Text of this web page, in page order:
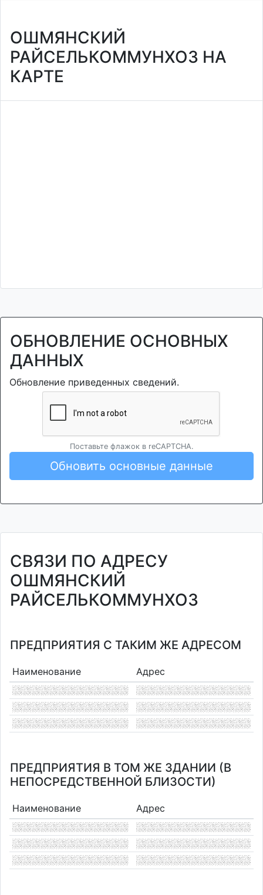
ОШМЯНСКИЙ
РАЙСЕЛЬКОММУНХОЗ НА
КАРТЕ
ОБНОВЛЕНИЕ ОСНОВНЫХ
ДАННЫХ
Обновление приведенных сведений.
Поставьте флажок в reCAPTCHA.
Обновить основные данные
СВЯЗИ ПО АДРЕСУ
ОШМЯНСКИЙ
РАЙСЕЛЬКОММУНХОЗ
ПРЕДПРИЯТИЯ С ТАКИМ ЖЕ АДРЕСОМ
Наименование Адрес
ПРЕДПРИЯТИЯ В ТОМ ЖЕ ЗДАНИИ (В
НЕПОСРЕДСТВЕННОЙ БЛИЗОСТИ)
Наименование Адрес